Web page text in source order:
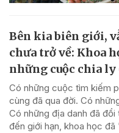
Bên kia biên giới,
chưa trở về: Khoa
những cuộc chia ly
Có những cuộc tìm kiếm
cùng đã qua đời. Có
Có những địa danh đã
đến giới hạn, khoa học